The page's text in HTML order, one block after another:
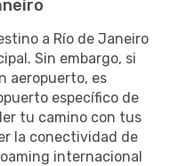
a Río de Janeiro
Sin embargo, si
aeropuerto, es
específico de
tu camino con tus
la conectividad de
internacional